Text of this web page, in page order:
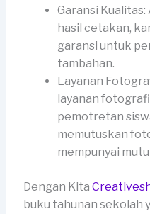
Garansi
hasil cetakan,
garansi untuk
tambahan.
Layanan
layanan
pemotretan
memutuskan
mempunyai
Dengan Kita
buku tahunan sekolah